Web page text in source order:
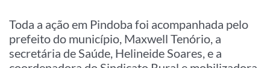
Toda a ação em Pindoba foi acompanhada pelo
prefeito do município, Maxwell Tenório, a
secretária de Saúde, Helineide Soares, e a